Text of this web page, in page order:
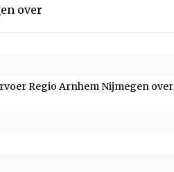
over
Regio Arnhem Nijmegen over